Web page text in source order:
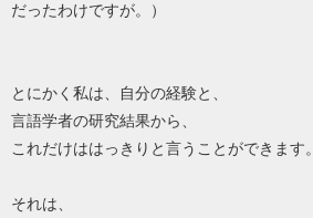
だったわけですが。）
とにかく私は、自分の経験と、
言語学者の研究結果から、
これだけははっきりと言うことができます。
それは、